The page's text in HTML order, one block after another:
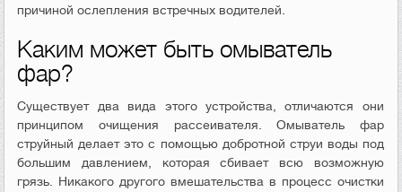
причиной ослепления встречных водителей.
Каким может быть омыватель
фар?
Существует два вида этого устройства, отличаются они
принципом очищения рассеивателя. Омыватель фар
струйный делает это с помощью добротной струи воды под
большим давлением, которая сбивает всю возможную
грязь. Никакого другого вмешательства в процесс очистки